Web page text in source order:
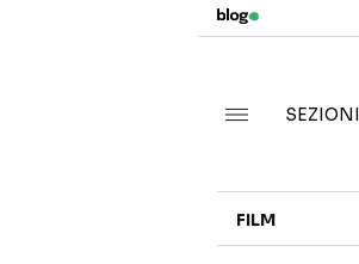
SEZIONI
FILM